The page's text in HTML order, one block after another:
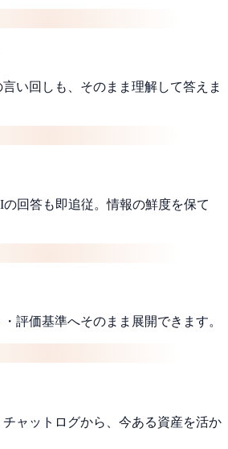
い回しも、そのまま理解して答えま
回答も即追従。情報の鮮度を保て
評価基準へそのまま展開できます。
ャットログから、今ある資産を活か